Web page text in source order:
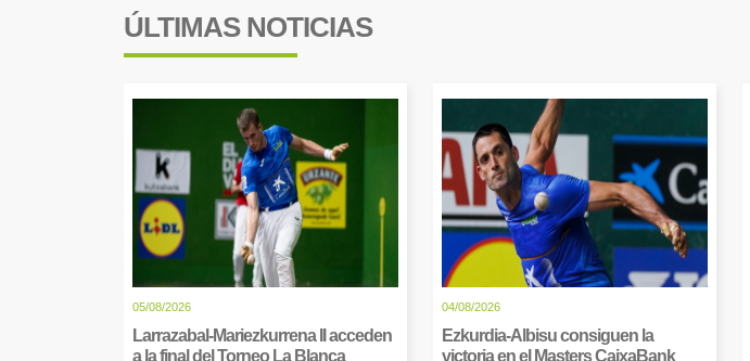
ÚLTIMAS NOTICIAS
05/08/2026
Larrazabal-Mariezkurrena II acceden
a la final del Torneo La Blanca
04/08/2026
Ezkurdia-Albisu consiguen la
victoria en el Masters CaixaBank